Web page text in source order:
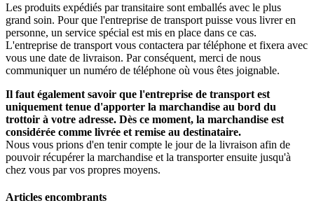
Les produits expédiés par transitaire sont emballés avec le plus
grand soin. Pour que l'entreprise de transport puisse vous livrer en
personne, un service spécial est mis en place dans ce cas.
L'entreprise de transport vous contactera par téléphone et fixera avec
vous une date de livraison. Par conséquent, merci de nous
communiquer un numéro de téléphone où vous êtes joignable.
Il faut également savoir que l'entreprise de transport est
uniquement tenue d'apporter la marchandise au bord du
trottoir à votre adresse. Dès ce moment, la marchandise est
considérée comme livrée et remise au destinataire.
Nous vous prions d'en tenir compte le jour de la livraison afin de
pouvoir récupérer la marchandise et la transporter ensuite jusqu'à
chez vous par vos propres moyens.
Articles encombrants